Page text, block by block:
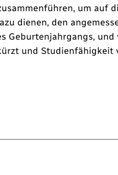
um auf
dienen, den
Geburtenjahrgangs,
und Studienfähigkeit